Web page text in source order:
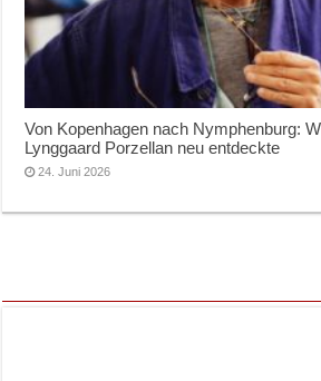
Von Kopenhagen nach Nymphenburg:
Lynggaard Porzellan neu entdeckte
24. Juni 2026